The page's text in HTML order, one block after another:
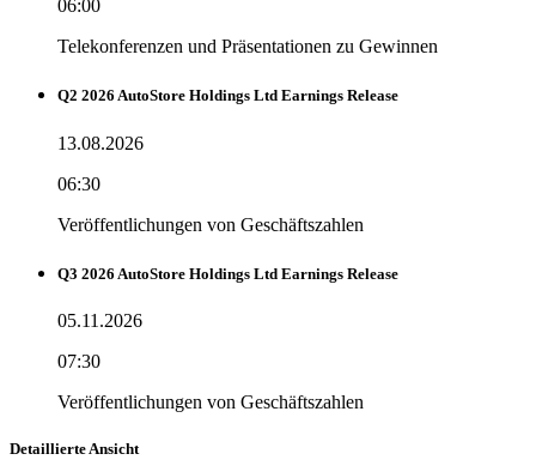
06:00
Telekonferenzen und Präsentationen zu Gewinnen
Q2 2026 AutoStore Holdings Ltd Earnings Release
13.08.2026
06:30
Veröffentlichungen von Geschäftszahlen
Q3 2026 AutoStore Holdings Ltd Earnings Release
05.11.2026
07:30
Veröffentlichungen von Geschäftszahlen
Detaillierte Ansicht